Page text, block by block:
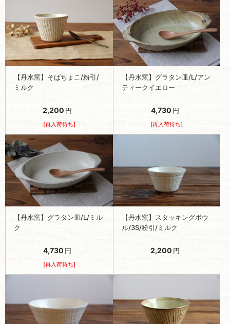
【丹水窯】そばちょこ/粉引/
ミルク
2,200 円
[再入荷待ち]
【丹水窯】グラタン皿/L/アン
ティークイエロー
4,730 円
[再入荷待ち]
【丹水窯】グラタン皿/L/ミル
ク
4,730 円
[再入荷待ち]
【丹水窯】スタッキングボウ
ル/3S/粉引/ミルク
2,200 円